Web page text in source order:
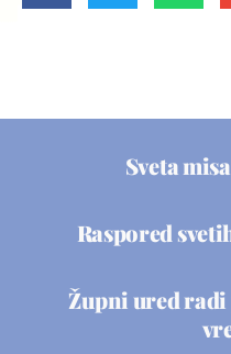
Sveta
Raspored
Župni ured